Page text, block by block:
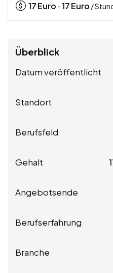
17Euro -17Euro /
Überblick
Datum veröffentlicht
Standort
Berufsfeld
Gehalt
Angebotsende
Berufserfahrung
Branche